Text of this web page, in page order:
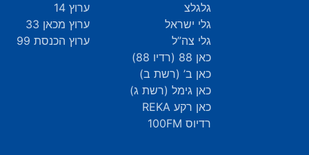
גלגלצ
גלי ישראל
גלי צה”ל
כאן 88 (רדיו 88)
כאן ב’ (רשת ב)
כאן גימל (רשת ג)
כאן רקע REKA
רדיוס 100FM
ערוץ 14
ערוץ מכאן 33
ערוץ הכנסת 99